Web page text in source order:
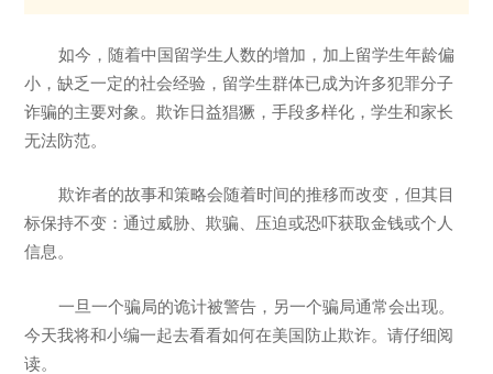
如今，随着中国留学生人数的增加，加上留学生年龄偏
小，缺乏一定的社会经验，留学生群体已成为许多犯罪分子
诈骗的主要对象。欺诈日益猖獗，手段多样化，学生和家长
无法防范。
欺诈者的故事和策略会随着时间的推移而改变，但其目
标保持不变：通过威胁、欺骗、压迫或恐吓获取金钱或个人
信息。
一旦一个骗局的诡计被警告，另一个骗局通常会出现。
今天我将和小编一起去看看如何在美国防止欺诈。请仔细阅
读。